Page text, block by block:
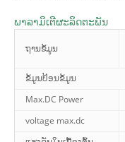
ພາລາມິເຕີຜະລິດຕະພັນ
ຖານຂໍ້ມູນ
ຂໍ້ມູນປ້ອນຂໍ້ມູນ
Max.DC Power
voltage max.dc